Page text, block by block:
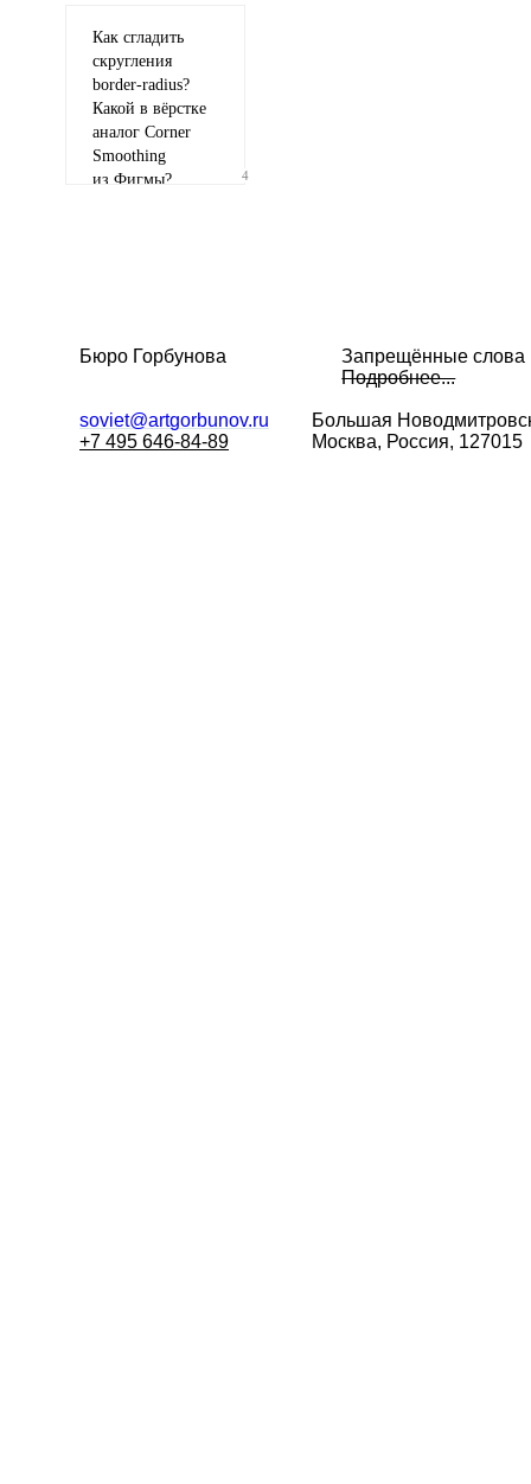
Как сгладить
скругления
border-radius?
Какой в вёрстке
аналог Corner
Smoothing
из Фигмы?
4
Бюро Горбунова
Запрещённые слова
Подробнее...
soviet@artgorbunov.ru
+7 495 646-84-89
Большая
Москва, Россия, 127015